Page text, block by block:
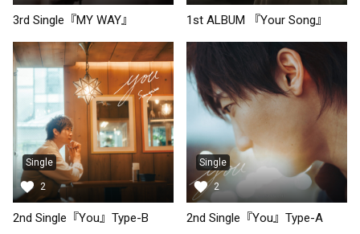
3rd Single『MY WAY』 1st ALBUM 『Your Song』
Single
2
2nd Single『You』Type-B
Single
2
2nd Single『You』Type-A